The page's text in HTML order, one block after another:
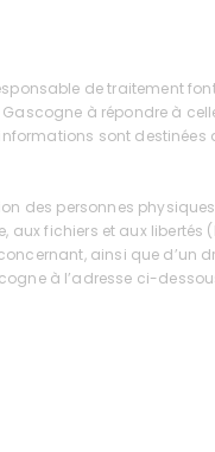
de traitement
à répondre à
sont
des personnes
fichiers et aux
ainsi que
à l’adresse ci-